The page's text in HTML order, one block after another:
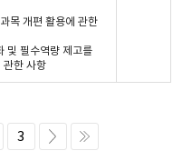
목 개편 활용에 관한
및 필수역량 제고를
관한 사항
3